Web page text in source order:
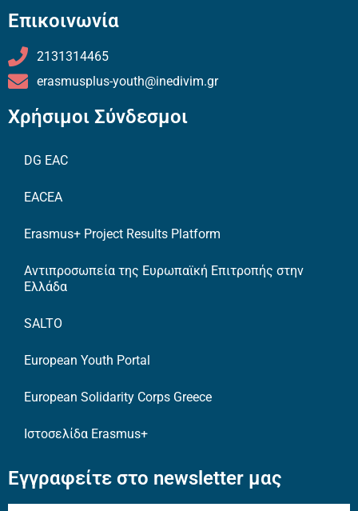
Επικοινωνία
2131314465
erasmusplus-youth@inedivim.gr
Χρήσιμοι Σύνδεσμοι
DG EAC
EACEA
Erasmus+ Project Results Platform
Αντιπροσωπεία της Ευρωπαϊκή Επιτροπής στην
Ελλάδα
SALTO
European Youth Portal
European Solidarity Corps Greece
Ιστοσελίδα Erasmus+
Εγγραφείτε στο newsletter μας